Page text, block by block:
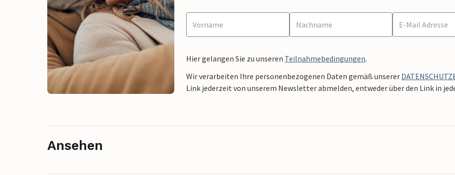
Hier gelangen Sie zu unseren Teilnahmebedingungen.
Wir verarbeiten Ihre personenbezogenen Daten gemäß unserer
Link jederzeit von unserem Newsletter abmelden, entweder über den Link in
Ansehen